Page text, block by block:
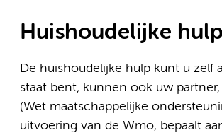
Huishoudelijke hulp
De huishoudelijke hulp kunt u
staat bent, kunnen ook uw
(Wet maatschappelijke
uitvoering van de Wmo, bepaalt